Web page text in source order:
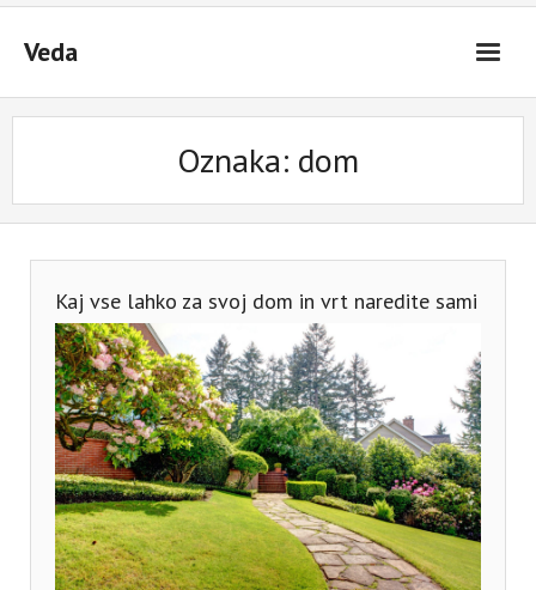
Skip
contentVeda
Oznaka: dom
Kaj vse lahko za svoj dom in vrt naredite sami